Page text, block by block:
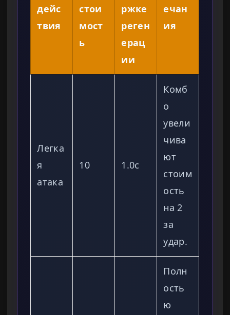
дейс
твия
стои
мост
ь
ржке
реген
ерац
ии
ечан
ия
Легка
я
атака
10 1.0с
Комб
о
увели
чива
ют
стоим
ость
на 2
за
удар.
Полн
ость
ю